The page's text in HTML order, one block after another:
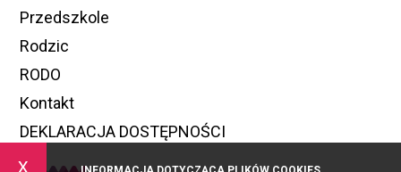
x
Przedszkole
Rodzic
RODO
Kontakt
DEKLARACJA DOSTĘPNOŚCI